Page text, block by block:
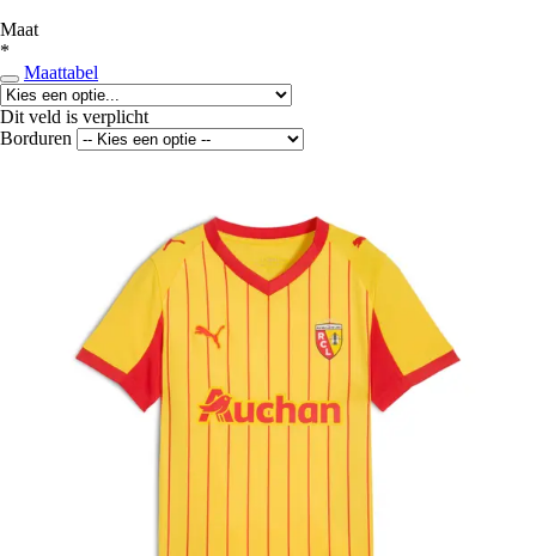
Maat
*
Maattabel
Dit veld is verplicht
Borduren